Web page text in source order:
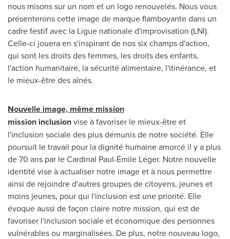
nous misons sur un nom et un logo renouvelés. Nous vous
présenterons cette image de marque flamboyante dans un
cadre festif avec la Ligue nationale d'improvisation (LNI).
Celle-ci jouera en s'inspirant de nos six champs d'action,
qui sont les droits des femmes, les droits des enfants,
l'action humanitaire, la sécurité alimentaire, l'itinérance, et
le mieux-être des aînés.
Nouvelle image, même mission
mission inclusionvise à favoriser le mieux-être et
l'inclusion sociale des plus démunis de notre société. Elle
poursuit le travail pour la dignité humaine amorcé il y a plus
de 70 ans par le Cardinal Paul-Émile Léger. Notre nouvelle
identité vise à actualiser notre image et à nous permettre
ainsi de rejoindre d'autres groupes de citoyens, jeunes et
moins jeunes, pour qui l'inclusion est une priorité. Elle
évoque aussi de façon claire notre mission, qui est de
favoriser l'inclusion sociale et économique des personnes
vulnérables ou marginalisées. De plus, notre nouveau logo,